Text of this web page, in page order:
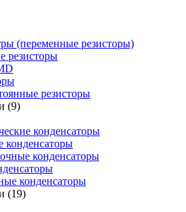
(переменные резисторы)
резисторы
резисторы
(9)
конденсаторы
конденсаторы
конденсаторы
конденсаторы
(19)